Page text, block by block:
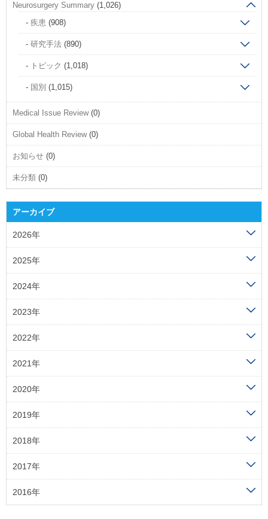
Neurosurgery Summary (1,026)
疾患 (908)
研究手法 (890)
トピック (1,018)
国別 (1,015)
Medical Issue Review(0)
Global Health Review(0)
お知らせ (0)
未分類 (0)
アーカイブ
2026年
2025年
2024年
2023年
2022年
2021年
2020年
2019年
2018年
2017年
2016年